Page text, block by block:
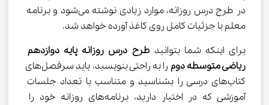
در طرح درس روزانه، موارد زیادی نوشته می‌شود و برنامه
معلم با جزئیات کامل روی کاغذ آورده خواهد شد.
برای اینکه شما بتوانید طرح درس روزانه پایه دوازدهم
ریاضی متوسطه دوم
را به راحتی بنویسید، باید سرفصل‌های
کتاب‌های درسی را بشناسید و متناسب با تعداد جلسات
آموزشی که در اختیار دارید، برنامه‌های روزانه خود را